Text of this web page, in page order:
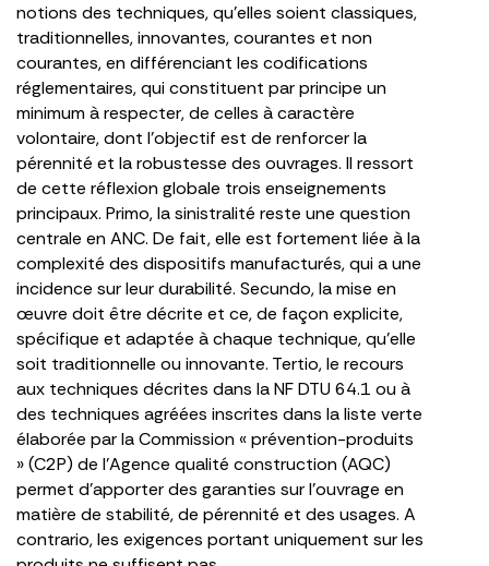
notions des techniques, qu’elles soient classiques,
traditionnelles, innovantes, courantes et non
courantes, en différenciant les codifications
réglementaires, qui constituent par principe un
minimum à respecter, de celles à caractère
volontaire, dont l’objectif est de renforcer la
pérennité et la robustesse des ouvrages. Il ressort
de cette réflexion globale trois enseignements
principaux. Primo, la sinistralité reste une question
centrale en ANC. De fait, elle est fortement liée à la
complexité des dispositifs manufacturés, qui a une
incidence sur leur durabilité. Secundo, la mise en
œuvre doit être décrite et ce, de façon explicite,
spécifique et adaptée à chaque technique, qu’elle
soit traditionnelle ou innovante. Tertio, le recours
aux techniques décrites dans la NF DTU 64.1 ou à
des techniques agréées inscrites dans la liste verte
élaborée par la Commission « prévention-produits
» (C2P) de l’Agence qualité construction (AQC)
permet d’apporter des garanties sur l’ouvrage en
matière de stabilité, de pérennité et des usages. A
contrario, les exigences portant uniquement sur les